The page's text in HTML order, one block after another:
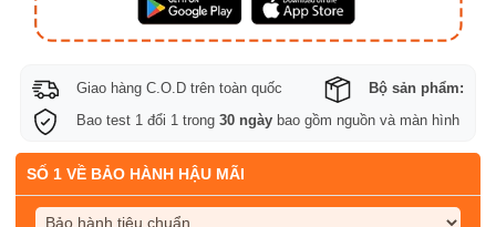
Giao hàng C.O.D trên toàn quốc
Bộ sản phẩm:
Bao test 1 đổi 1 trong30 ngày bao gồm nguồn và màn hình
SỐ 1 VỀ BẢO HÀNH HẬU MÃI